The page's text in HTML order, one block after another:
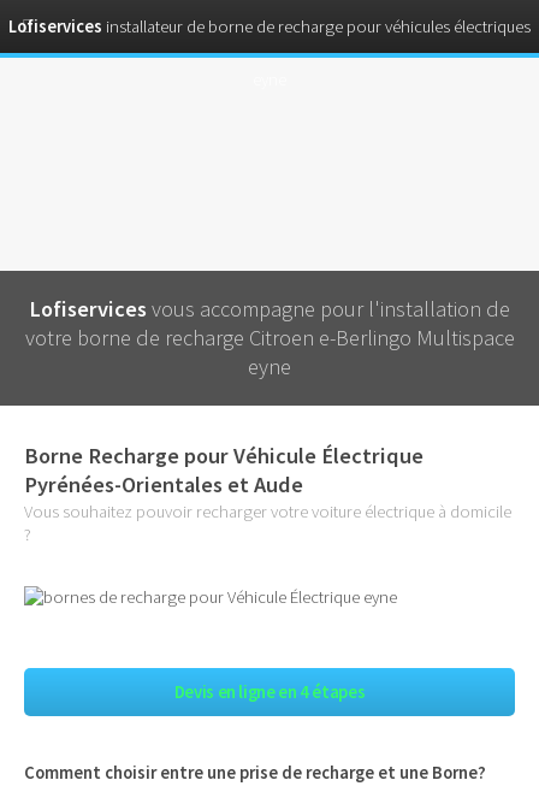
Lofiservices vous accompagne pour l'installation de
votre borne de recharge Citroen e-Berlingo Multispace
eyne
Borne Recharge pour Véhicule Électrique
Pyrénées-Orientales et Aude
Vous souhaitez pouvoir recharger votre voiture électrique à domicile
?
Devis en ligne en 4 étapes
Comment choisir entre une prise de recharge et une Borne?
Lofiservices installateur de borne de recharge pour véhicules électriques